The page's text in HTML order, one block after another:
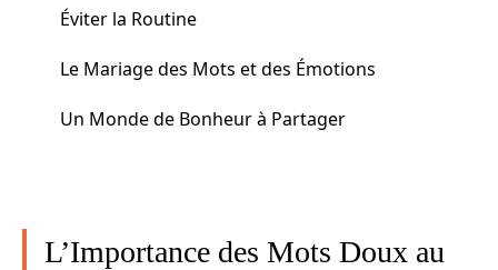
Éviter la Routine
Le Mariage des Mots et des Émotions
Un Monde de Bonheur à Partager
L’Importance des Mots Doux au